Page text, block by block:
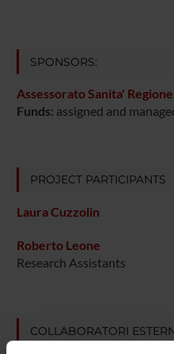
SPONSORS:
Assessorato Sanita'
Funds: assigned and
PROJECT PARTICIPANTS
Laura Cuzzolin
Roberto Leone
Research Assistants
COLLABORATORI